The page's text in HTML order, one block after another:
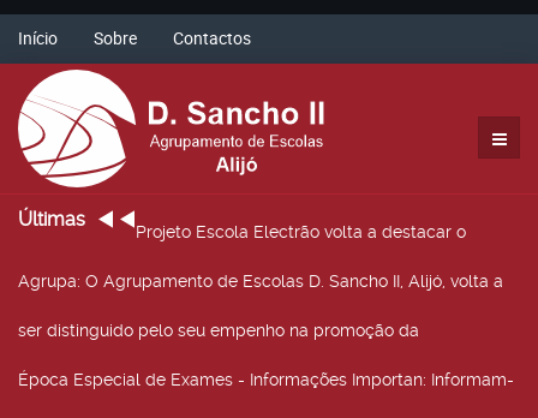
Início Sobre Contactos
Últimas
Projeto Escola Electrão volta a destacar o
Agrupa: O Agrupamento de Escolas D. Sancho II, Alijó, volta a
ser distinguido pelo seu empenho na promoção da
Época Especial de Exames - Informações Importan: Informam-